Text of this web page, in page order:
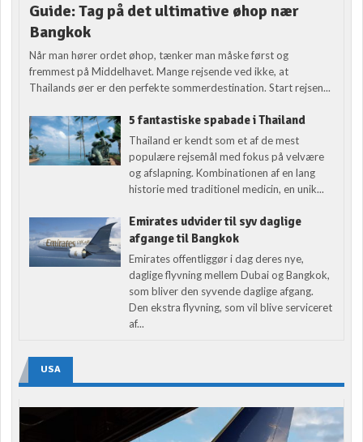
Guide: Tag på det ultimative øhop nær
Bangkok
Når man hører ordet øhop, tænker man måske først og
fremmest på Middelhavet. Mange rejsende ved ikke, at
Thailands øer er den perfekte sommerdestination. Start rejsen...
5 fantastiske spabade i Thailand
Thailand er kendt som et af de mest
populære rejsemål med fokus på velvære
og afslapning. Kombinationen af en lang
historie med traditionel medicin, en unik...
Emirates udvider til syv daglige
afgange til Bangkok
Emirates offentliggør i dag deres nye,
daglige flyvning mellem Dubai og Bangkok,
som bliver den syvende daglige afgang.
Den ekstra flyvning, som vil blive serviceret
af...
USA